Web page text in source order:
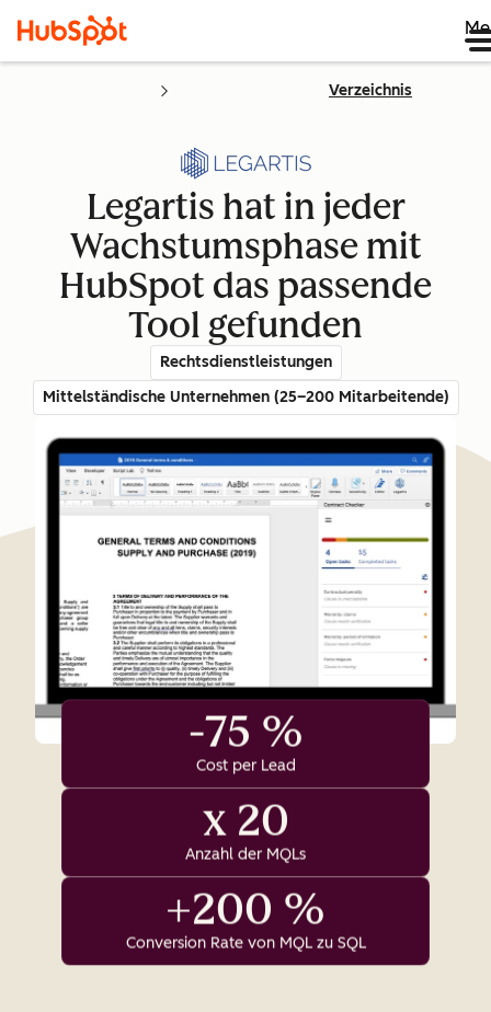
Verzeichnis
Legartis hat in jeder
Wachstumsphase mit
HubSpot das passende
Tool gefunden
Rechtsdienstleistungen
Mittelständische Unternehmen (25–200 Mitarbeitende)
-75 %
Cost per Lead
x 20
Anzahl der MQLs
+200 %
Conversion Rate von MQL zu SQL